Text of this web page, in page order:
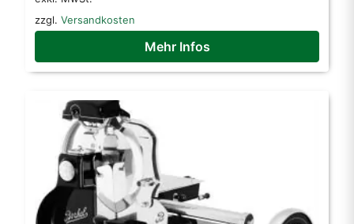
zzgl. Versandkosten
Mehr Infos